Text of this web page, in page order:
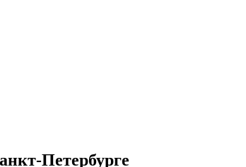
Петербурге